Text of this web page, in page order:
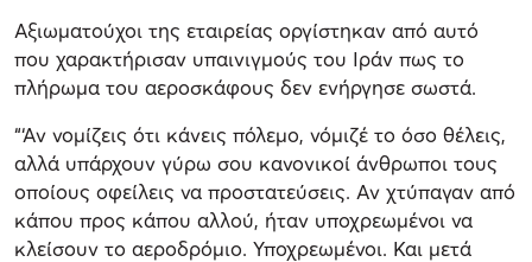
Αξιωματούχοι της εταιρείας οργίστηκαν από αυτό
που χαρακτήρισαν υπαινιγμούς του Ιράν πως το
πλήρωμα του αεροσκάφους δεν ενήργησε σωστά.
“‘Αν νομίζεις ότι κάνεις πόλεμο, νόμιζέ το όσο θέλεις,
αλλά υπάρχουν γύρω σου κανονικοί άνθρωποι τους
οποίους οφείλεις να προστατεύσεις. Αν χτύπαγαν από
κάπου προς κάπου αλλού, ήταν υποχρεωμένοι να
κλείσουν το αεροδρόμιο. Υποχρεωμένοι. Και μετά